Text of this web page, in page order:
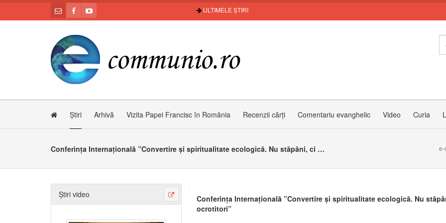
ULTIMELE ȘTIRI
Știri Arhivă Vizita Papei Francisc în România Recenzii cărți Comentariu evanghelic Video Curia
Conferința Internațională ”Convertire și spiritualitate ecologică. Nu stăpâni, ci ocrotitori” e-
Știri video
Conferința Internațională ”Convertire și spiritualitate ecologică. Nu
ocrotitori”